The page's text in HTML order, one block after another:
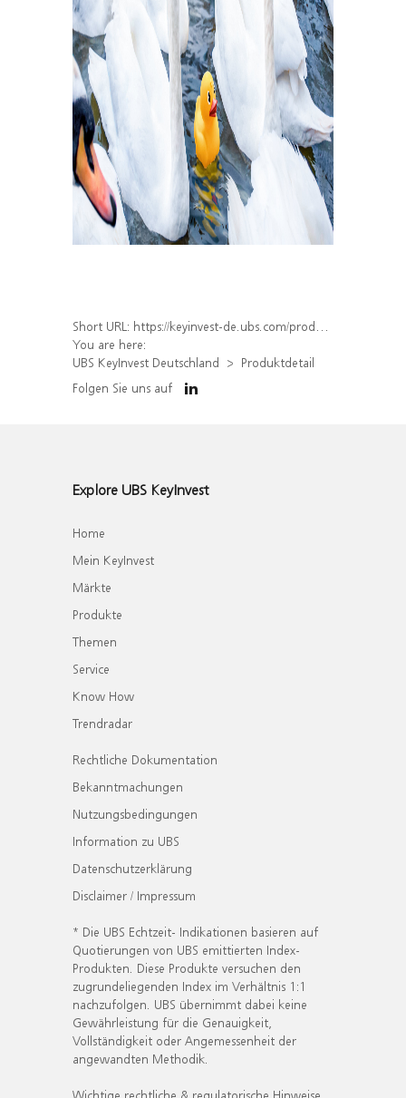
Short URL: https://keyinvest-de.ubs.com/produkt/detail/index/isin/DE000WA9AQU6
You are here:
UBS KeyInvest Deutschland
Produktdetail
Folgen Sie uns auf
Explore UBS KeyInvest
Home
Mein KeyInvest
Märkte
Produkte
Themen
Service
Know How
Trendradar
Rechtliche Dokumentation
Bekanntmachungen
Nutzungsbedingungen
Information zu UBS
Datenschutzerklärung
Disclaimer / Impressum
* Die UBS Echtzeit- Indikationen basieren auf
Quotierungen von UBS emittierten Index-
Produkten. Diese Produkte versuchen den
zugrundeliegenden Index im Verhältnis 1:1
nachzufolgen. UBS übernimmt dabei keine
Gewährleistung für die Genauigkeit,
Vollständigkeit oder Angemessenheit der
angewandten Methodik.